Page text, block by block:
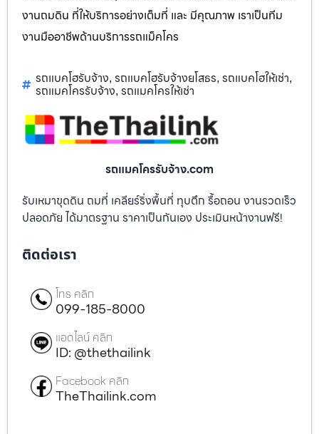
งานถมดิน ที่ให้บริการอย่างเต็มที่ และ มีคุณภาพ เราเป็นทีม
งานมืออาชีพด้านบริการรถแม็คโคร
รถแบคโฮรับจ้าง, รถแบคโฮรับจ้างยโสธร, รถแบคโฮให้เช่า,
รถแมคโครรับจ้าง, รถแมคโครให้เช่า
รถแมคโครรับจ้าง.com
รับเหมาขุดดิน ถมที่ เคลียร์ริ่งพื้นที่ ทุบตึก รื้อถอน งานรวดเร็ว
ปลอดภัย ได้มาตรฐาน ราคาเป็นกันเอง ประเมินหน้างานฟรี!
ติดต่อเรา
โทร คลิก
099-185-8000
แอดไลน์ คลิก
ID: @thethailink
Facebook คลิก
TheThailink.com